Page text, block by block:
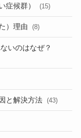
症候群） (15)
）理由 (8)
いのはなぜ？
と解決方法 (43)